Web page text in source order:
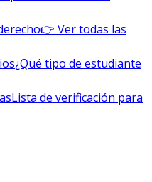
👉 Ver todas las
¿Qué tipo de estudiante
Lista de verificación para